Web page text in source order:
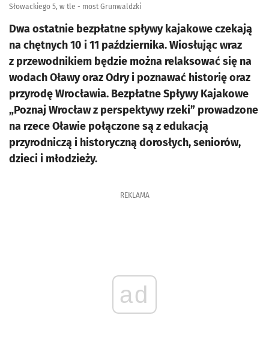
Słowackiego 5, w tle - most Grunwaldzki
Dwa ostatnie bezpłatne spływy kajakowe czekają
na chętnych 10 i 11 października. Wiosłując wraz
z przewodnikiem będzie można relaksować się na
wodach Oławy oraz Odry i poznawać historię oraz
przyrodę Wrocławia. Bezpłatne Spływy Kajakowe
„Poznaj Wrocław z perspektywy rzeki” prowadzone
na rzece Oławie połączone są z edukacją
przyrodniczą i historyczną dorosłych, seniorów,
dzieci i młodzieży.
REKLAMA
ad